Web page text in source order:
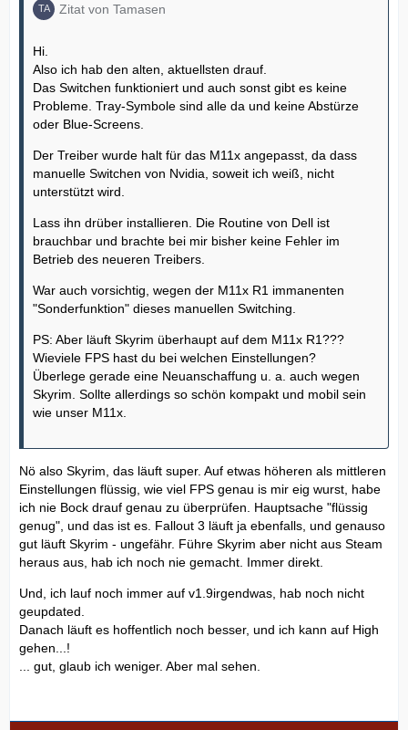
Zitat von Tamasen
Hi.
Also ich hab den alten, aktuellsten drauf.
Das Switchen funktioniert und auch sonst gibt es keine
Probleme. Tray-Symbole sind alle da und keine Abstürze
oder Blue-Screens.
Der Treiber wurde halt für das M11x angepasst, da dass
manuelle Switchen von Nvidia, soweit ich weiß, nicht
unterstützt wird.
Lass ihn drüber installieren. Die Routine von Dell ist
brauchbar und brachte bei mir bisher keine Fehler im
Betrieb des neueren Treibers.
War auch vorsichtig, wegen der M11x R1 immanenten
"Sonderfunktion" dieses manuellen Switching.
PS: Aber läuft Skyrim überhaupt auf dem M11x R1???
Wieviele FPS hast du bei welchen Einstellungen?
Überlege gerade eine Neuanschaffung u. a. auch wegen
Skyrim. Sollte allerdings so schön kompakt und mobil sein
wie unser M11x.
Nö also Skyrim, das läuft super. Auf etwas höheren als mittleren
Einstellungen flüssig, wie viel FPS genau is mir eig wurst, habe
ich nie Bock drauf genau zu überprüfen. Hauptsache "flüssig
genug", und das ist es. Fallout 3 läuft ja ebenfalls, und genauso
gut läuft Skyrim - ungefähr. Führe Skyrim aber nicht aus Steam
heraus aus, hab ich noch nie gemacht. Immer direkt.
Und, ich lauf noch immer auf v1.9irgendwas, hab noch nicht
geupdated.
Danach läuft es hoffentlich noch besser, und ich kann auf High
gehen...!
... gut, glaub ich weniger. Aber mal sehen.